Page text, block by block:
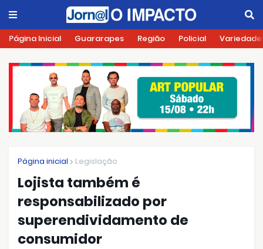
Página Inicial Guararapes Região Policial
Página inicial Legislação
Lojista também é
responsabilizado por
superendividamento de
consumidor